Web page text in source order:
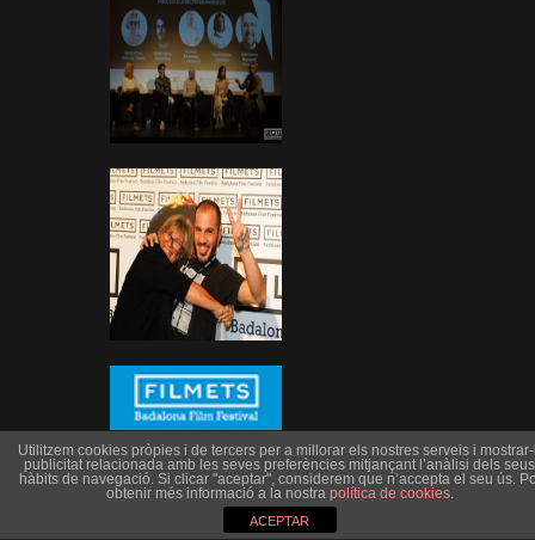
Utilitzem cookies pròpies i de tercers per a millorar els nostres serveis i
publicitat relacionada amb les seves preferències mitjançant l’anàlisi dels seus
hàbits de navegació. Si clicar "aceptar", considerem que n’accepta el seu ús.
obtenir més informació a la nostra política de cookies.
ACEPTAR